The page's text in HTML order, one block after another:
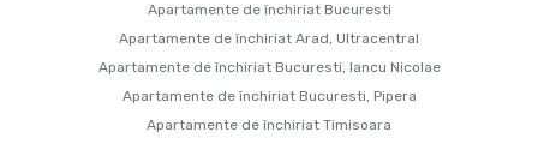
Apartamente de închiriat Bucuresti
Apartamente de închiriat Arad, Ultracentral
Apartamente de închiriat Bucuresti, Iancu Nicolae
Apartamente de închiriat Bucuresti, Pipera
Apartamente de închiriat Timisoara